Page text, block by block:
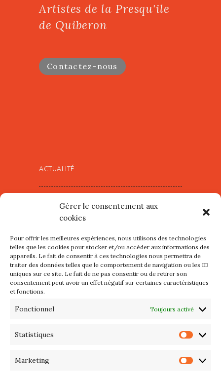
Gérer le consentement aux
cookies
Pour offrir les meilleures expériences, nous utilisons des technologies
telles que les cookies pour stocker et/ou accéder aux informations des
appareils. Le fait de consentir à ces technologies nous permettra de
traiter des données telles que le comportement de navigation ou les ID
uniques sur ce site. Le fait de ne pas consentir ou de retirer son
consentement peut avoir un effet négatif sur certaines caractéristiques
et fonctions.
Fonctionnel Toujours activé
Statistiques
Marketing
Artistes de la Presqu'ile
de Quiberon
Contactez-nous
ACTUALITÉ
mercredi 12 et jeudi 13 août
2026
Les petits formats du Port
d’Orange : Mercredi 22 juillet de
10h à 20h
2026 – Maison du Phare de